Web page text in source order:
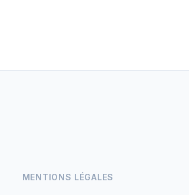
MENTIONS LÉGALES